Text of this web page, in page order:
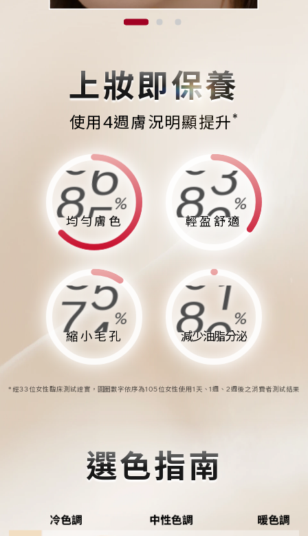
上妝即保養
使用4週膚況明顯提升 *
9
8
7
6
5
7
6
5
4
3
0
%
均勻膚色
9
8
7
6
5
4
3
2
4
3
2
1
0
9
8
7
%
輕盈舒適
8
7
6
6
5
4
3
%
縮小毛孔
9
8
7
6
5
2
1
0
9
8
%
減少油脂分泌
*經33位女性臨床測試證實，圓圈數字依序為105位女性使用1天、1週、2週後之消費者測試結果
選色指南